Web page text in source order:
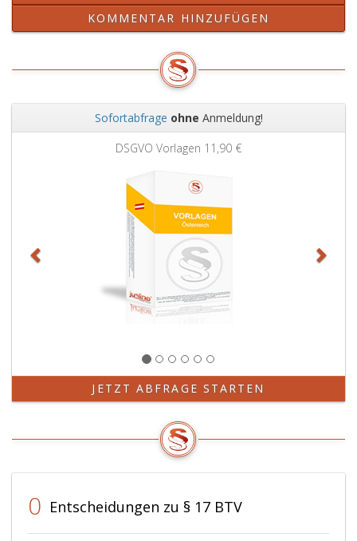
KOMMENTAR HINZUFÜGEN
Sofortabfrage ohne Anmeldung!
DSGVO Vorlagen 11,90 €
JETZT ABFRAGE STARTEN
0 Entscheidungen zu § 17 BTV